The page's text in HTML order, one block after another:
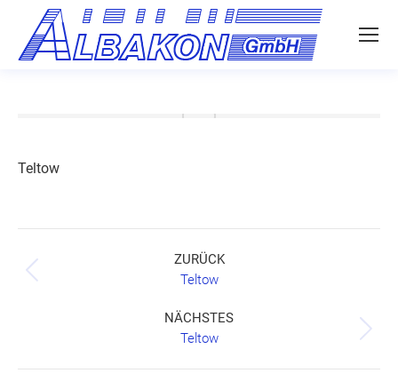
Teltow
navigation
ZURÜCK
Previous
Teltow
NÄCHSTES
Next
Teltow